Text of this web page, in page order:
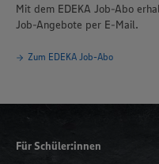
Mit dem EDEKA Job-Abo
Job-Angebote per E-Mail.
Zum EDEKA Job-Abo
Für Schüler:innen